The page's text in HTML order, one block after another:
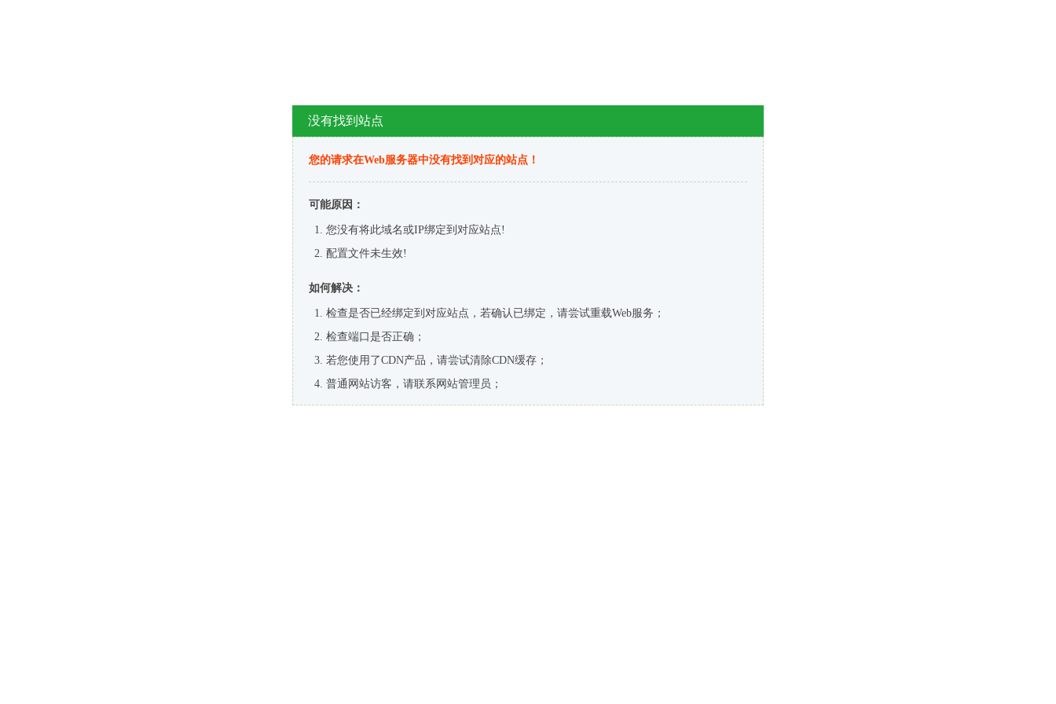
没有找到站点
您的请求在Web服务器中没有找到对应的站点！
可能原因：
您没有将此域名或IP绑定到对应站点!
配置文件未生效!
如何解决：
检查是否已经绑定到对应站点，若确认已绑定，请尝试重载Web服务；
检查端口是否正确；
若您使用了CDN产品，请尝试清除CDN缓存；
普通网站访客，请联系网站管理员；